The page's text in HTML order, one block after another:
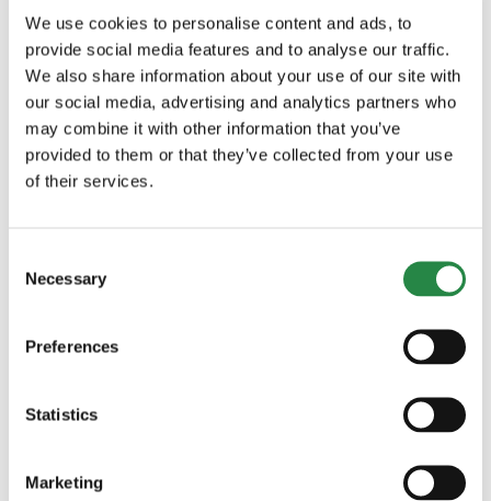
We use cookies to personalise content and ads, to
provide social media features and to analyse our traffic.
We also share information about your use of our site with
our social media, advertising and analytics partners who
may combine it with other information that you’ve
provided to them or that they’ve collected from your use
of their services.
Selection
Necessary
Preferences
Statistics
Marketing
Hot och förföljelse,Skydd och säkerhet | Kommentarer inaktiverade för
Läs mer
efter:
Anhörig